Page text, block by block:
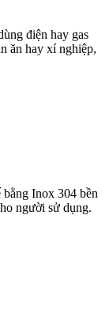
điện hay gas
ăn hay xí nghiệp,
Inox 304 bền
người sử dụng.